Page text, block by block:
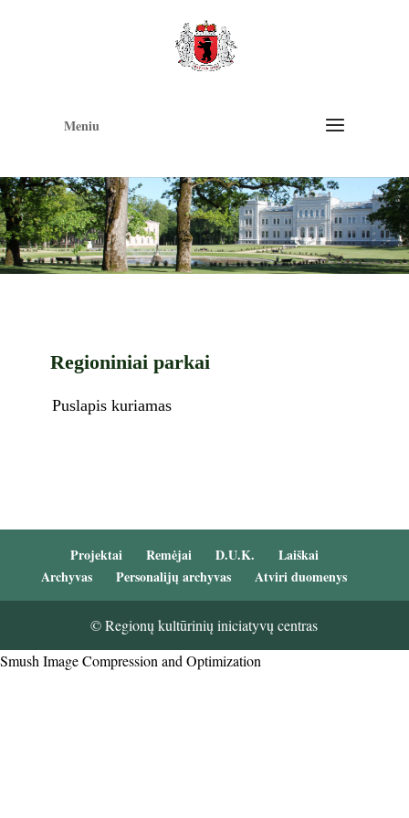
Meniu
Regioniniai parkai
Puslapis kuriamas
Projektai Remėjai D.U.K.
Laiškai
Archyvas
Personalijų archyvas Atviri duomenys
© Regionų kultūrinių iniciatyvų centras
Smush Image Compression and Optimization